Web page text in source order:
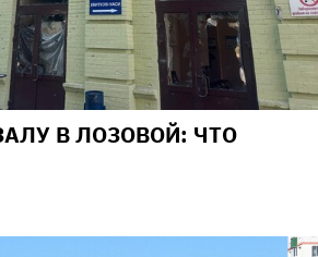
В ЛОЗОВОЙ: ЧТО